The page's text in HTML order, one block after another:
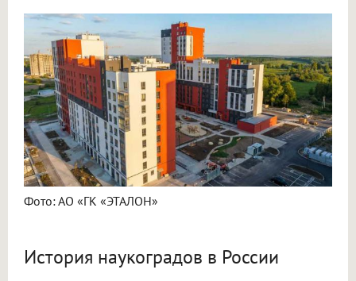
Фото: АО «ГК «ЭТАЛОН»
История наукоградов в России